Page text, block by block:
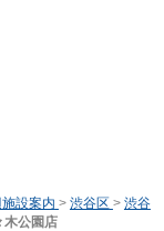
設案内 > 渋谷区 > 渋谷
木公園店